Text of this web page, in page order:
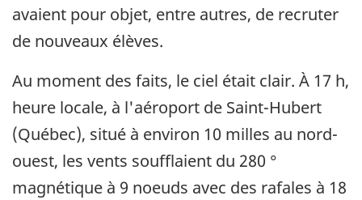
avaient pour objet, entre autres, de recruter
de nouveaux élèves.
Au moment des faits, le ciel était clair. À 17 h,
heure locale, à l'aéroport de Saint-Hubert
(Québec), situé à environ 10 milles au nord-
ouest, les vents soufflaient du 280 °
magnétique à 9 noeuds avec des rafales à 18